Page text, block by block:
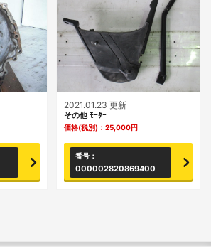
2021.01.23 更新
その他 ﾓｰﾀｰ
価格(税別)：25,000円
番号：
000002820869400